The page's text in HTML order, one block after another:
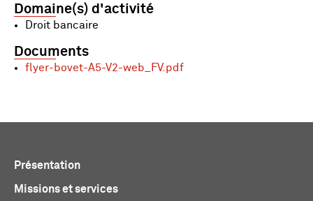
Domaine(s) d'activité
Droit bancaire
Documents
flyer-bovet-A5-V2-web_FV.pdf
Présentation
Missions et services